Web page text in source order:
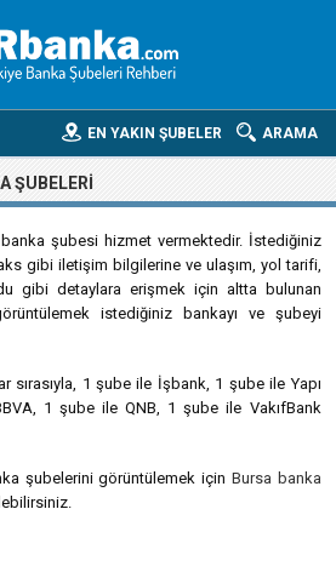
ARAMA
EN YAKIN ŞUBELER
ŞUBELERI
şubesi hizmet vermektedir. İstediğiniz
gibi iletişim bilgilerine ve ulaşım, yol tarifi,
gibi detaylara erişmek için altta bulunan
istediğiniz bankayı ve şubeyi
sırasıyla, 1 şube ile İşbank, 1 şube ile Yapı
1 şube ile QNB, 1 şube ile VakıfBank
şubelerini görüntülemek için Bursa banka